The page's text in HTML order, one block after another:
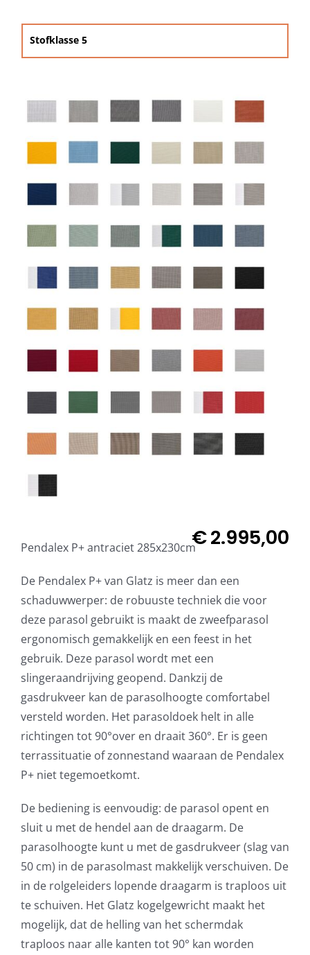
Glatz Vita Collectie
Glatz stofstalen collectie Sampleboeken
Umbrosa en Paraflex parasoldoeken
Onze merken
Stofklasse 5
€2.995,00
Pendalex P+ antraciet 285x230cm
De Pendalex P+ van Glatz is meer dan een
schaduwwerper: de robuuste techniek die voor
deze parasol gebruikt is maakt de zweefparasol
ergonomisch gemakkelijk en een feest in het
gebruik. Deze parasol wordt met een
slingeraandrijving geopend. Dankzij de
gasdrukveer kan de parasolhoogte comfortabel
versteld worden. Het parasoldoek helt in alle
richtingen tot 90°over en draait 360°. Er is geen
terrassituatie of zonnestand waaraan de Pendalex
P+ niet tegemoetkomt.
De bediening is eenvoudig: de parasol opent en
sluit u met de hendel aan de draagarm. De
parasolhoogte kunt u met de gasdrukveer (slag van
50 cm) in de parasolmast makkelijk verschuiven. De
in de rolgeleiders lopende draagarm is traploos uit
te schuiven. Het Glatz kogelgewricht maakt het
mogelijk, dat de helling van het schermdak
traploos naar alle kanten tot 90° kan worden